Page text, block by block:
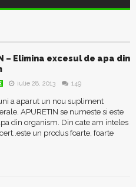
– Elimina excesul de apa din
iulie 28, 2013 149
a aparut un nou supliment
APURETIN se numeste si este
din organism. Din cate am inteles
un produs foarte, foarte